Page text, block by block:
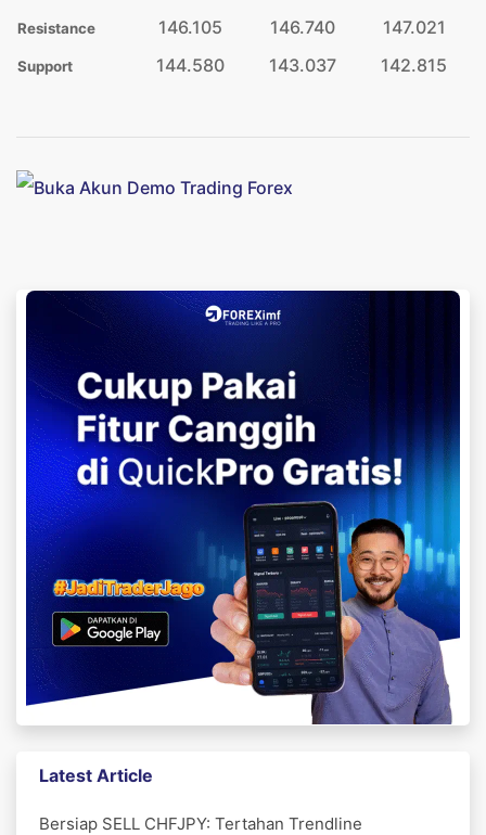
Resistance 146.105 146.740 147.021
Support 144.580 143.037 142.815
Latest Article
Bersiap SELL CHFJPY: Tertahan Trendline